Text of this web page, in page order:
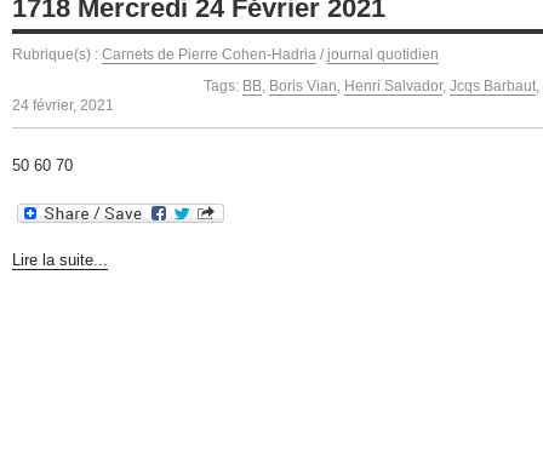
1718 Mercredi 24 Février 2021
Rubrique(s) : Carnets de Pierre Cohen-Hadria / journal quotidien
Tags: BB Boris Vian Henri Salvador, Jcqs Barbaut
24 février, 2021
50 60 70
Lire la suite...